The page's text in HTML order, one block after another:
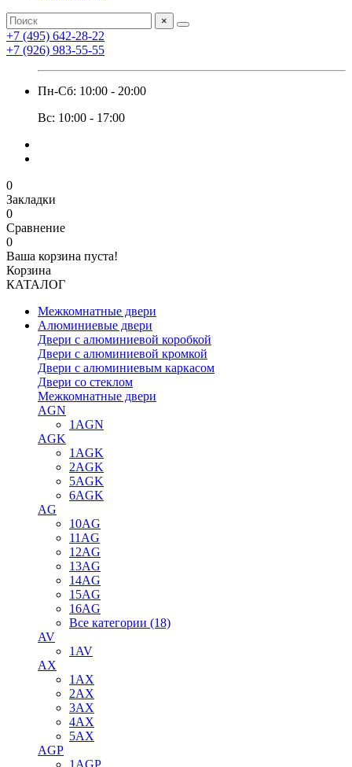
×
+7 (495) 642-28-22
+7 (926) 983-55-55
Пн-Сб: 10:00 - 20:00
Вс: 10:00 - 17:00
0
Закладки
0
Сравнение
0
Ваша корзина пуста!
Корзина
КАТАЛОГ
Межкомнатные двери
Алюминиевые двери
Двери с алюминиевой коробкой
Двери с алюминиевой кромкой
Двери с алюминиевым каркасом
Двери со стеклом
Межкомнатные двери
AGN
1AGN
AGK
1AGK
2AGK
5AGK
6AGK
AG
10AG
11AG
12AG
13AG
14AG
15AG
16AG
Все категории (18)
AV
1AV
AX
1AX
2AX
3AX
4AX
5AX
AGP
1AGP